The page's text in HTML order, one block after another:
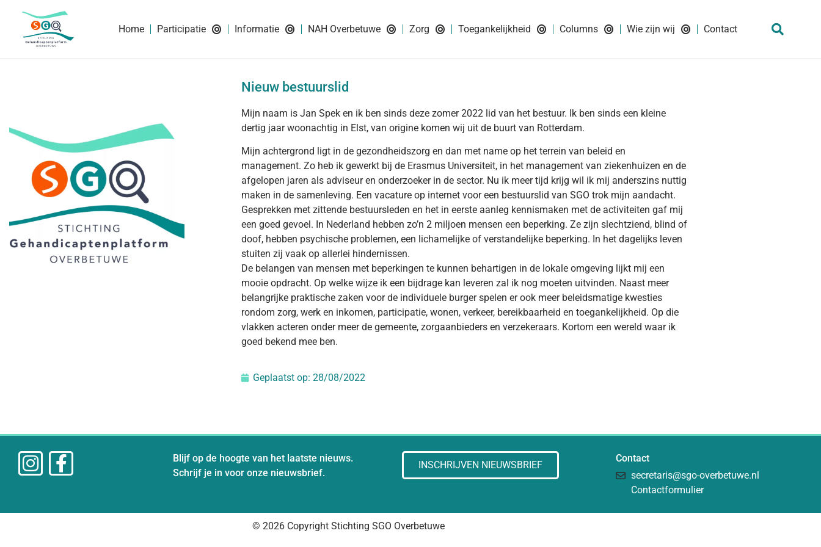
Home Participatie Informatie NAH Overbetuwe Zorg Toegankelijkheid Columns Wie zijn wij Contact
Nieuw bestuurslid
Mijn naam is Jan Spek en ik ben sinds deze zomer 2022 lid van het bestuur. Ik ben sinds een kleine
dertig jaar woonachtig in Elst, van origine komen wij uit de buurt van Rotterdam.
Mijn achtergrond ligt in de gezondheidszorg en dan met name op het terrein van beleid en
management. Zo heb ik gewerkt bij de Erasmus Universiteit, in het management van ziekenhuizen en de
afgelopen jaren als adviseur en onderzoeker in de sector. Nu ik meer tijd krijg wil ik mij anderszins nuttig
maken in de samenleving. Een vacature op internet voor een bestuurslid van SGO trok mijn aandacht.
Gesprekken met zittende bestuursleden en het in eerste aanleg kennismaken met de activiteiten gaf mij
een goed gevoel. In Nederland hebben zo’n 2 miljoen mensen een beperking. Ze zijn slechtziend, blind of
doof, hebben psychische problemen, een lichamelijke of verstandelijke beperking. In het dagelijks leven
stuiten zij vaak op allerlei hindernissen.
De belangen van mensen met beperkingen te kunnen behartigen in de lokale omgeving lijkt mij een
mooie opdracht. Op welke wijze ik een bijdrage kan leveren zal ik nog moeten uitvinden. Naast meer
belangrijke praktische zaken voor de individuele burger spelen er ook meer beleidsmatige kwesties
rondom zorg, werk en inkomen, participatie, wonen, verkeer, bereikbaarheid en toegankelijkheid. Op die
vlakken acteren onder meer de gemeente, zorgaanbieders en verzekeraars. Kortom een wereld waar ik
goed bekend mee ben.
Geplaatst op: 28/08/2022
Blijf op de hoogte van het laatste nieuws.
Schrijf je in voor onze nieuwsbrief.
INSCHRIJVEN NIEUWSBRIEF
Contact
secretaris@sgo-overbetuwe.nl
Contactformulier
© 2026 Copyright Stichting SGO Overbetuwe